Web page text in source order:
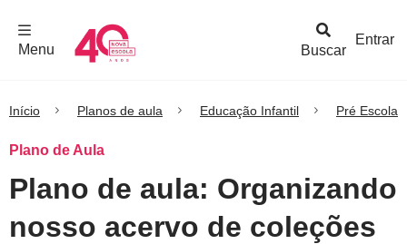
Buscar
Menu
Entrar
Início Planos de aula Educação Infantil Pré Escola
Plano de Aula
Plano de aula: Organizando
nosso acervo de coleções